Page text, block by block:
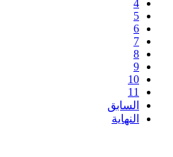
4
5
6
7
8
9
10
11
السابق
النهاية